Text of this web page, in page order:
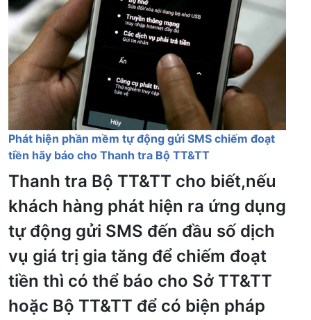
Phát hiện phần mềm tự động gửi SMS chiếm đoạt
tiền hãy báo cho Thanh tra Bộ TT&TT
Thanh tra Bộ TT&TT cho biết,nếu
khách hàng phát hiện ra ứng dụng
tự động gửi SMS đến đầu số dịch
vụ giá trị gia tăng để chiếm đoạt
tiền thì có thể báo cho Sở TT&TT
hoặc Bộ TT&TT để có biện pháp